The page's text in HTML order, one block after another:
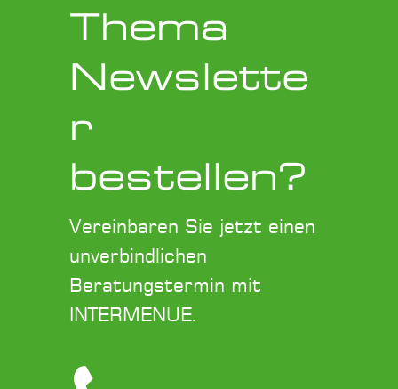
Thema
Newslette
r
bestellen?
Vereinbaren Sie jetzt einen
unverbindlichen
Beratungstermin mit
INTERMENUE.